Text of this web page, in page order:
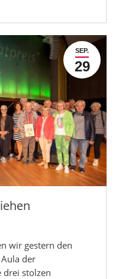
SEP.
29
wir gestern den
der
drei stolzen